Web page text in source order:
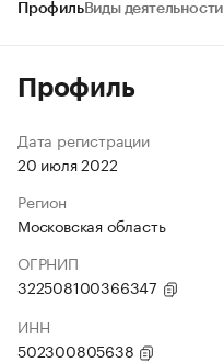
ПрофильВиды деятельности
Профиль
Дата регистрации
20 июля 2022
Регион
Московская область
ОГРНИП
322508100366347
ИНН
502300805638